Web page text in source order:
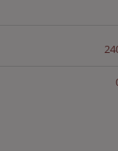
ewentualnych